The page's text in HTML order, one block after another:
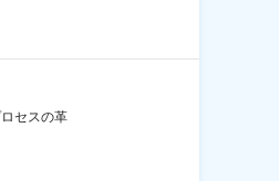
セスの革